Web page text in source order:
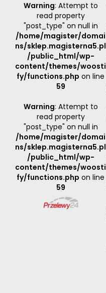
Warning: Attempt to
read property
"post_type" on null in
/home/magister/domai
ns/sklep.magisterna5.pl
/public_html/wp-
content/themes/woosti
fy/functions.php on line
59
Warning: Attempt to
read property
"post_type" on null in
/home/magister/domai
ns/sklep.magisterna5.pl
/public_html/wp-
content/themes/woosti
fy/functions.php on line
59